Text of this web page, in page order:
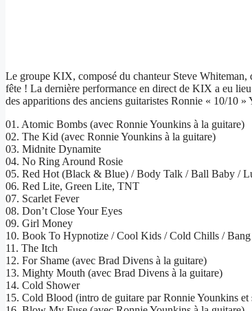
Le groupe KIX, composé du chanteur Steve Whiteman,
fête ! La dernière performance en direct de KIX a eu
des apparitions des anciens guitaristes Ronnie « 10/10
01. Atomic Bombs (avec Ronnie Younkins à la guitare)
02. The Kid (avec Ronnie Younkins à la guitare)
03. Midnite Dynamite
04. No Ring Around Rosie
05. Red Hot (Black & Blue) / Body Talk / Ball Baby /
06. Red Lite, Green Lite, TNT
07. Scarlet Fever
08. Don’t Close Your Eyes
09. Girl Money
10. Book To Hypnotize / Cool Kids / Cold Chills /
11. The Itch
12. For Shame (avec Brad Divens à la guitare)
13. Mighty Mouth (avec Brad Divens à la guitare)
14. Cold Shower
15. Cold Blood (intro de guitare par Ronnie Younkins